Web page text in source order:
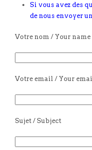
Si vous avez des
de nous envoyer
Votre nom / Your name
Votre email / Your
Sujet / Subject